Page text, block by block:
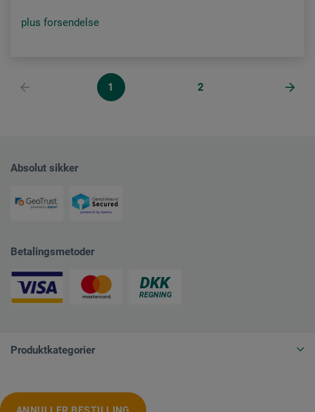
plus forsendelse
1 2
Absolut sikker
Betalingsmetoder
Produktkategorier